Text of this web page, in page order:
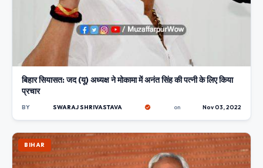
बिहार सियासत: जद (यू) अध्यक्ष ने मोकामा में अनंत सिंह की पत्नी के लिए किया
प्रचार
BY SWARAJ SHRIVASTAVA on Nov 03, 2022
BIHAR